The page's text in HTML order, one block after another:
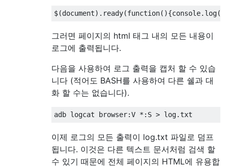
그러면 페이지의 html 태그 내의 모든 내용이
로그에 출력됩니다.
다음을 사용하여 로그 출력을 캡처 할 수 있습
니다 (적어도 BASH를 사용하여 다른 쉘과 대
화 할 수는 없습니다).
이제 로그의 모든 출력이 log.txt 파일로 덤프
됩니다. 이것은 다른 텍스트 문서처럼 검색 할
수 있기 때문에 전체 페이지의 HTML에 유용합